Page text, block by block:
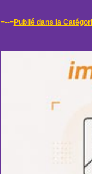
=--=Publié dans la